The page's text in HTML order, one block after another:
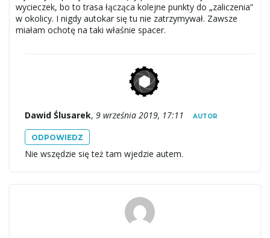
wycieczek, bo to trasa łącząca kolejne punkty do „zaliczenia”
w okolicy. I nigdy autokar się tu nie zatrzymywał. Zawsze
miałam ochotę na taki właśnie spacer.
Dawid Ślusarek, 9 września 2019, 17:11 AUTOR
ODPOWIEDZ
Nie wszędzie się też tam wjedzie autem.